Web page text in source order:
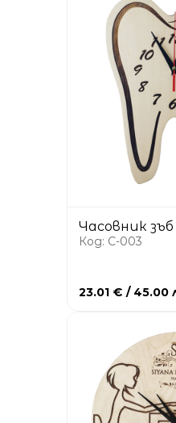
Часовник зъб
Код: C-003
23.01 € / 45.00